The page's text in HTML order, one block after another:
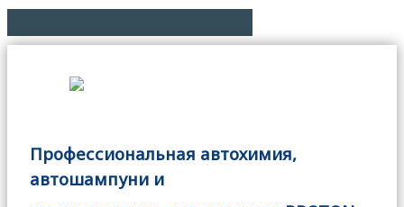
Профессиональная автохимия,
автошампуни и